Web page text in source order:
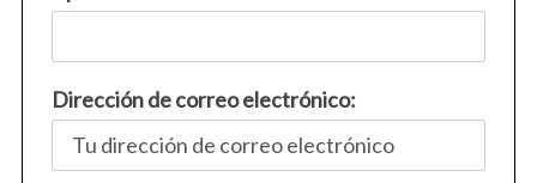
Dirección de correo electrónico: